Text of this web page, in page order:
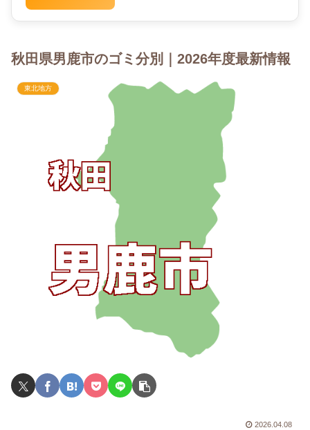
秋田県男鹿市のゴミ分別｜2026年度最新情報
東北地方
2026.04.08